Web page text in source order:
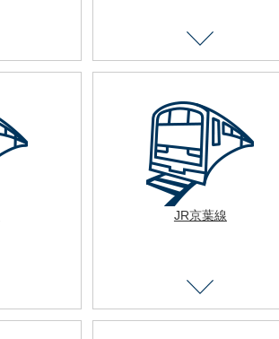
JR京葉線